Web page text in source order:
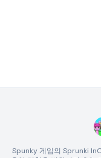
Spunky 게임의 Sprunki